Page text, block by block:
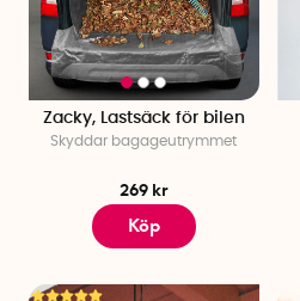
Zacky, Lastsäck för bilen
Skyddar bagageutrymmet
269 kr
Köp